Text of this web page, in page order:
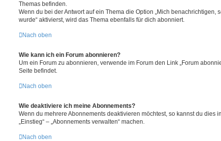
Themas befinden.
Wenn du bei der Antwort auf ein Thema die Option „Mich benachrichtigen,
wurde“ aktivierst, wird das Thema ebenfalls für dich abonniert.
Nach oben
Wie kann ich ein Forum abonnieren?
Um ein Forum zu abonnieren, verwende im Forum den Link „Forum
Seite befindet.
Nach oben
Wie deaktiviere ich meine Abonnements?
Wenn du mehrere Abonnements deaktivieren möchtest, so kannst du dies
„Einstieg“ – „Abonnements verwalten“ machen.
Nach oben